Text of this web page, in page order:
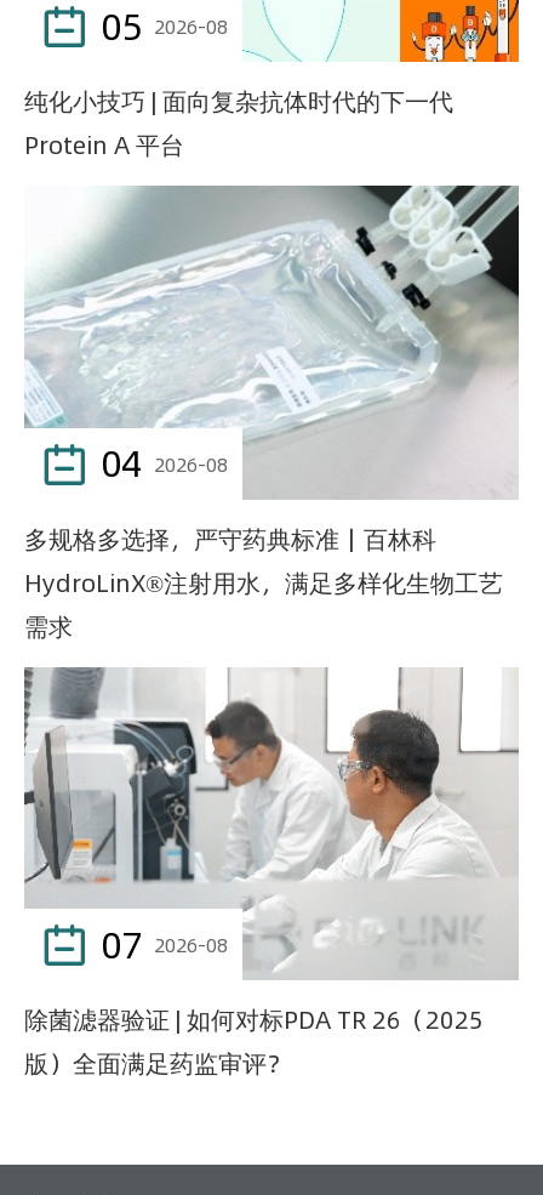
 05 2026-08
纯化小技巧 | 面向复杂抗体时代的下一代
Protein A 平台
 04 2026-08
多规格多选择，严守药典标准｜百林科
HydroLinX®注射用水，满足多样化生物工艺
需求
 07 2026-08
除菌滤器验证 | 如何对标PDA TR 26（2025
版）全面满足药监审评？